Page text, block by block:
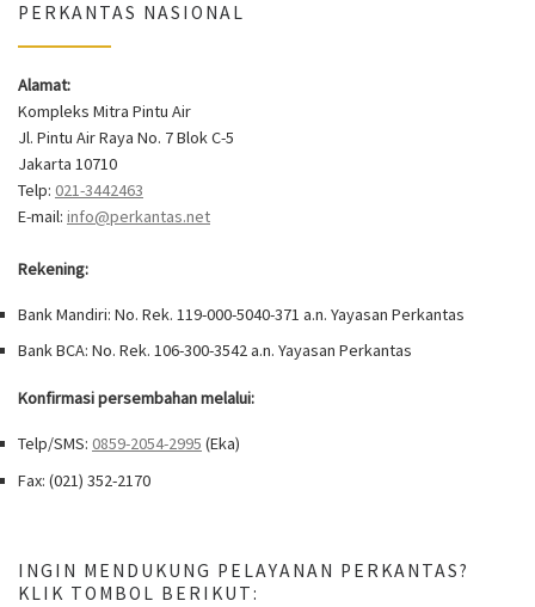
PERKANTAS NASIONAL
Alamat:
Kompleks Mitra Pintu Air
Jl. Pintu Air Raya No. 7 Blok C-5
Jakarta 10710
Telp: 021-3442463
E-mail: info@perkantas.net
Rekening:
Bank Mandiri: No. Rek. 119-000-5040-371 a.n. Yayasan Perkantas
Bank BCA: No. Rek. 106-300-3542 a.n. Yayasan Perkantas
Konfirmasi persembahan melalui:
Telp/SMS: 0859-2054-2995 (Eka)
Fax: (021) 352-2170
INGIN MENDUKUNG PELAYANAN PERKANTAS?
KLIK TOMBOL BERIKUT: